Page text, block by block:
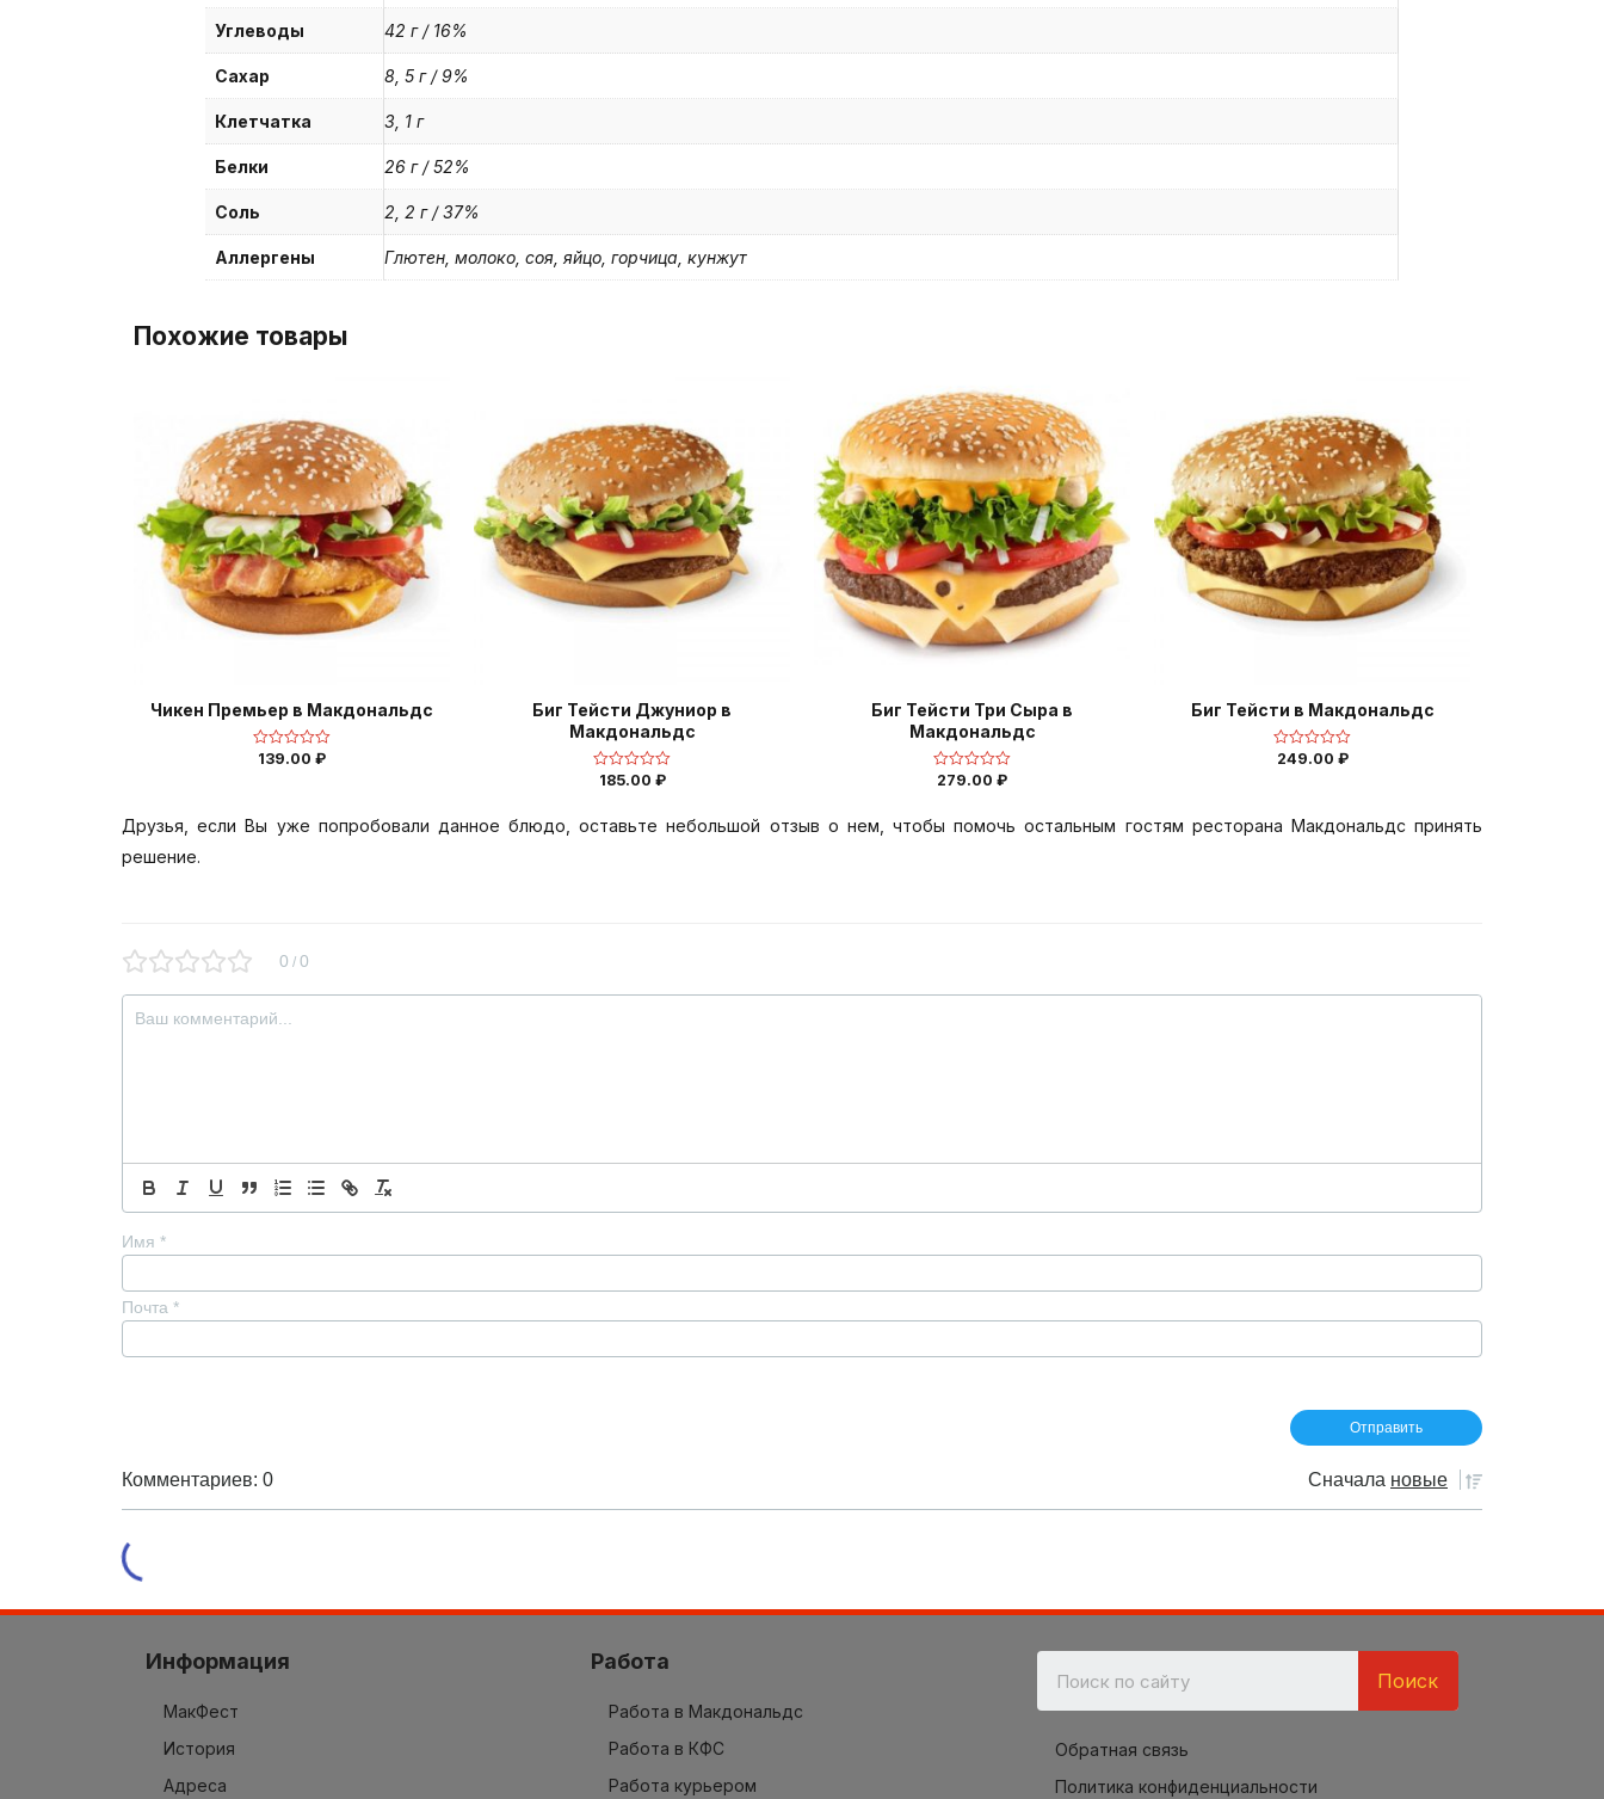
Углеводы 42 г / 16%
Сахар 8, 5 г / 9%
Клетчатка 3, 1 г
Белки 26 г / 52%
Соль 2, 2 г / 37%
Аллергены Глютен, молоко, соя, яйцо, горчица, кунжут
Похожие товары
Чикен Премьер в Макдональдс
Оценка
139.00 ₽
Биг Тейсти Джуниор в
Макдональдс
Оценка
5
185.00 ₽
Биг Тейсти Три Сыра в
Макдональдс
Оценка
5
279.00 ₽
Биг Тейсти в Макдональдс
Оценка
249.00 ₽
Друзья, если Вы уже попробовали данное блюдо, оставьте небольшой отзыв о нем, чтобы помочь остальным гостям ресторана Макдональдс принять
решение.
0 / 0
Имя *
Почта *
Комментариев: 0 Сначала новые
Информация
МакФест
История
Адреса
Работа
Работа в Макдональдс
Работа в КФС
Работа курьером
Поиск
Обратная связь
Политика конфиденциальности